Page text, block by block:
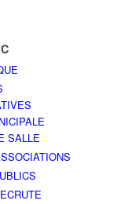
SALLE